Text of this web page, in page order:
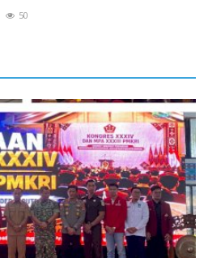
50